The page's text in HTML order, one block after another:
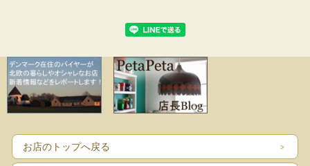
お店のトップへ戻る